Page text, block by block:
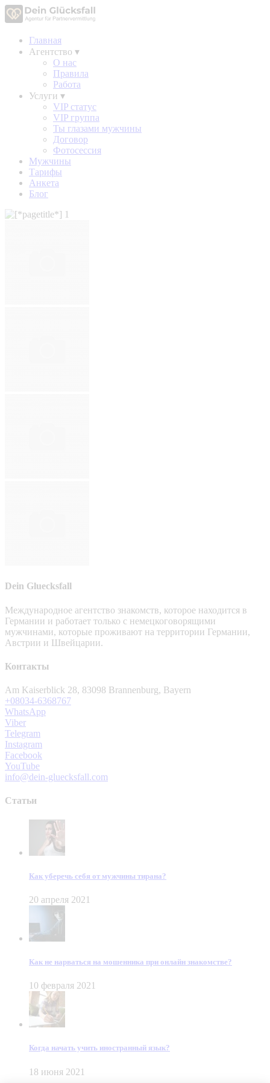
Главная
Агентство ▾
О нас
Правила
Работа
Услуги ▾
VIP статус
VIP группа
Ты глазами мужчины
Договор
Фотосессия
Мужчины
Тарифы
Анкета
Блог
Dein Gluecksfall
Международное агентство знакомств, которое находится в
Германии и работает только с немецкоговорящими
мужчинами, которые проживают на территории Германии,
Австрии и Швейцарии.
Контакты
Am Kaiserblick 28, 83098 Brannenburg, Bayern
+08034-6368767
WhatsApp
Viber
Telegram
Instagram
Facebook
YouTube
info@dein-gluecksfall.com
Статьи
Как уберечь себя от мужчины тирана?
20 апреля 2021
Как не нарваться на мошенника при онлайн знакомстве?
10 февраля 2021
Когда начать учить иностранный язык?
18 июня 2021